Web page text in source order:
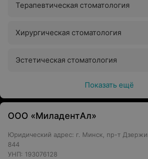
Терапевтическая стоматология
Хирургическая стоматология
Эстетическая стоматология
Показать ещё
ООО «МиладентАл»
Юридический адрес: г. Минск, пр-т
844
УНП: 193076128